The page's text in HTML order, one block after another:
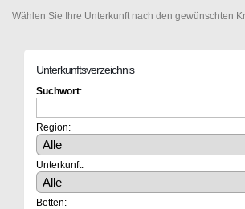
Wählen Sie Ihre Unterkunft nach den gewünschten
Unterkunftsverzeichnis
Suchwort:
Region:
Unterkunft:
Betten: